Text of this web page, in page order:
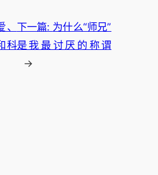
、
科
下一篇: 为什么“师兄”
是我最讨厌的称谓
→